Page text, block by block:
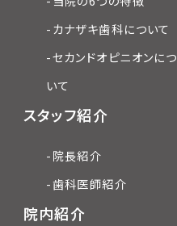
-カナザキ歯科について
-セカンドオピニオンにつ
いて
スタッフ紹介
-院長紹介
-歯科医師紹介
院内紹介